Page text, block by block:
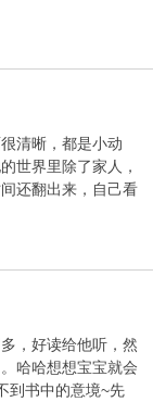
清晰，都是小动
世界里除了家人，
还翻出来，自己看
，好读给他听，然
哈哈想想宝宝就会
到书中的意境~先